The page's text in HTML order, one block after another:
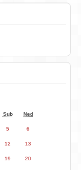
Sub Ned
5 6
12 13
19 20